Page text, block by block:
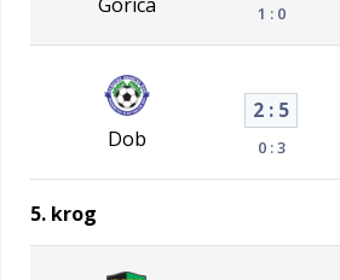
1 : 0
Dob
2 : 5
0 : 3
5. krog